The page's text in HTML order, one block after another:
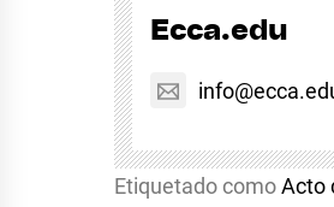
Ecca.edu
Etiquetado comoActo